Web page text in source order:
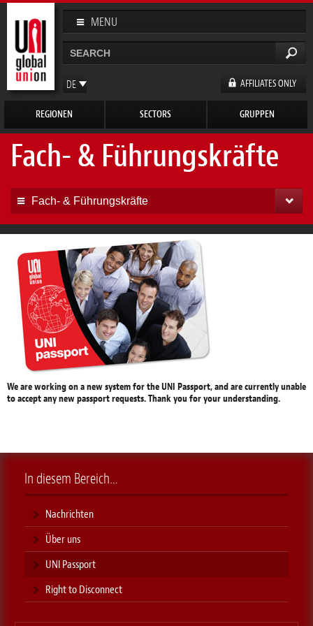
Direkt
zum
Inhalt
MENU
DE
EN
AFFILIATES ONLY
Suchformular
REGIONEN SECTORS GRUPPEN
Fach- & Führungskräfte
Fach- & Führungskräfte
We are working on a new system for the UNI Passport, and are currently unable
to accept any new passport requests. Thank you for your understanding.
In diesem Bereich…
Nachrichten
Über uns
UNI Passport
Right to Disconnect